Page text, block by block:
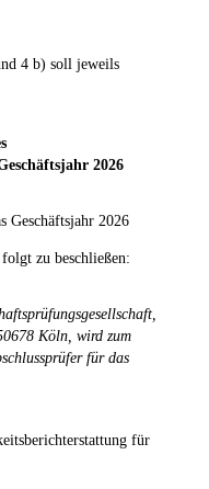
4 b) soll jeweils
2026
Geschäftsjahr 2026
zu beschließen:
Köln, wird zum
für das
für